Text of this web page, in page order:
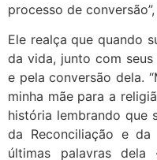
processo de
Ele realça que quando
da vida, junto com
e pela conversão dela.
minha mãe para a
história lembrando que
da Reconciliação e da
últimas palavras